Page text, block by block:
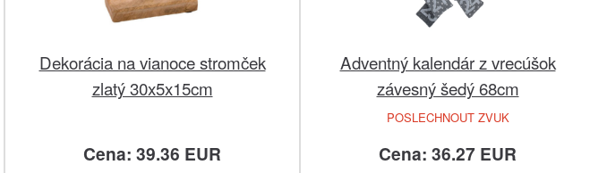
Dekorácia na vianoce stromček
zlatý 30x5x15cm
Cena: 39.36 EUR
Adventný kalendár z vrecúšok
závesný šedý 68cm
POSLECHNOUT ZVUK
Cena: 36.27 EUR